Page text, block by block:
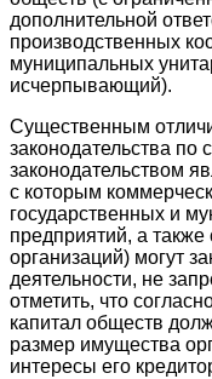
дополнительной
производственных
муниципальных
исчерпывающий).
Существенным
законодательства
законодательством
с которым
государственных и
предприятий, а
организаций) могут
деятельности, не
отметить, что
капитал обществ
размер имущества
интересы его